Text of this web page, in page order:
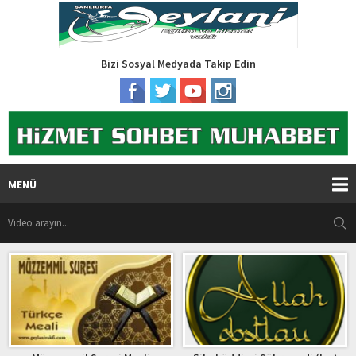
Bizi Sosyal Medyada Takip Edin
MENÜ